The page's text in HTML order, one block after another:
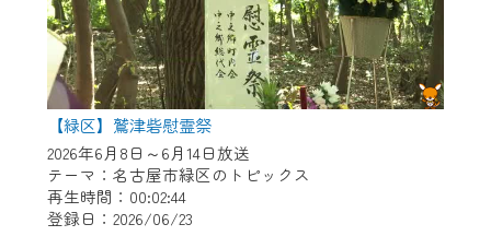
【緑区】鷲津砦慰霊祭
2026年6月8日～6月14日放送
テーマ：名古屋市緑区のトピックス
再生時間：00:02:44
登録日：2026/06/23